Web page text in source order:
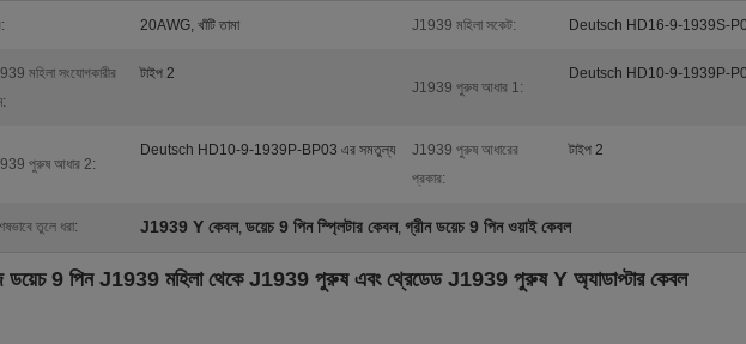
20AWG, খাঁটি তামা J1939 মহিলা সকেট: Deutsch HD16-9-1939S-
মহিলা সংযোগকারীর
টাইপ 2
J1939 পুরুষ আধার 1:
Deutsch HD10-9-1939P-
পুরুষ আধার 2:
Deutsch HD10-9-1939P-BP03 এর সমতুল্য
J1939 পুরুষ আধারের
প্রকার:
টাইপ 2
তুলে ধরা: J1939 Y কেবল, ডয়েচ 9 পিন স্প্লিটার কেবল, গ্রীন ডয়েচ 9 পিন ওয়াই কেবল
ডয়েচ 9 পিন J1939 মহিলা থেকে J1939 পুরুষ এবং থ্রেডেড J1939 পুরুষ Y অ্যাডাপ্টার কেবল